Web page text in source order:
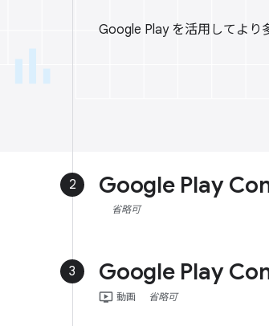
Google Play を活用してより
2 Google Play
省略可
3 Google Play
ondemand_video 動画 省略可